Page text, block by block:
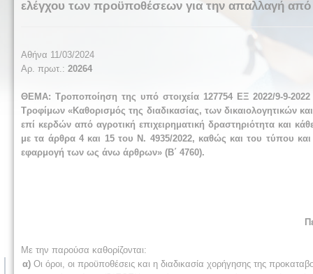
ελέγχου των προϋποθέσεων για την απαλλαγή από
Αθήνα 11/03/2024
Αρ. πρωτ.: 20264
ΘΕΜΑ: Τροποποίηση της υπό στοιχεία 127754 ΕΞ 2022/9-9-
Τροφίμων «Καθορισμός της διαδικασίας, των δικαιολογητικών
επί κερδών από αγροτική επιχειρηματική δραστηριότητα και
με τα άρθρα 4 και 15 του Ν. 4935/2022, καθώς και του τύπου
εφαρμογή των ως άνω άρθρων» (Β΄ 4760).
Με την παρούσα καθορίζονται:
α) Οι όροι, οι προϋποθέσεις και η διαδικασία χορήγησης της